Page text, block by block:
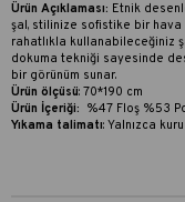
Ürün Açıklaması: Etnik
şal, stilinize sofistike bir hava
rahatlıkla kullanabileceğiniz
dokuma tekniği sayesinde
bir görünüm sunar.
Ürün ölçüsü: 70*190 cm
Ürün İçeriği: %47 Floş %53
Yıkama talimatı: Yalnızca